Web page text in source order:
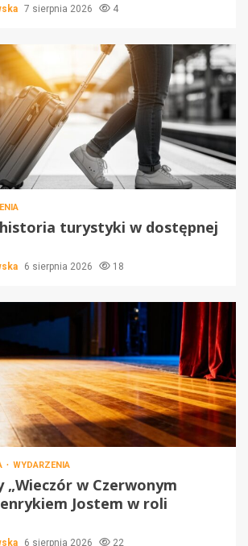
7 sierpnia 2026 4
turystyki w dostępnej
6 sierpnia 2026 18
WYDARZENIA
„Wieczór w Czerwonym
Jostem w roli
6 sierpnia 2026 22